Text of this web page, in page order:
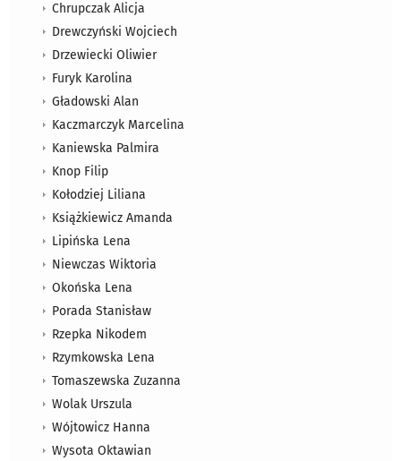
Chrupczak Alicja
Drewczyński Wojciech
Drzewiecki Oliwier
Furyk Karolina
Gładowski Alan
Kaczmarczyk Marcelina
Kaniewska Palmira
Knop Filip
Kołodziej Liliana
Książkiewicz Amanda
Lipińska Lena
Niewczas Wiktoria
Okońska Lena
Porada Stanisław
Rzepka Nikodem
Rzymkowska Lena
Tomaszewska Zuzanna
Wolak Urszula
Wójtowicz Hanna
Wysota Oktawian